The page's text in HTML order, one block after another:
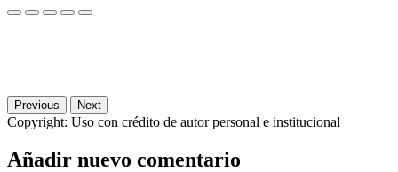
Previous Next
Copyright: Uso con crédito de autor personal e institucional
Añadir nuevo comentario